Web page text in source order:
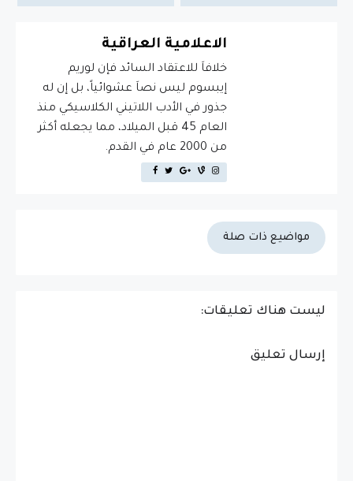
الاعلامية العراقية
خلافاَ للاعتقاد السائد فإن لوريم
إيبسوم ليس نصاَ عشوائياً، بل إن له
جذور في الأدب اللاتيني الكلاسيكي منذ
العام 45 قبل الميلاد، مما يجعله أكثر
من 2000 عام في القدم.
مواضيع ذات صلة
ليست هناك تعليقات:
إرسال تعليق